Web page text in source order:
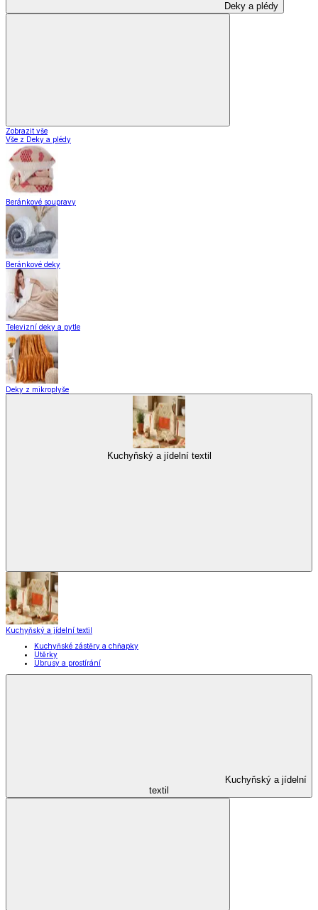
Deky a plédy
Zobrazit vše
Vše z Deky a plédy
Beránkové soupravy
Beránkové deky
Televizní deky a pytle
Deky z mikroplyše
Kuchyňský a jídelní textil
Kuchyňský a jídelní textil
Kuchyňské zástěry a chňapky
Utěrky
Ubrusy a prostírání
Kuchyňský a jídelní
textil